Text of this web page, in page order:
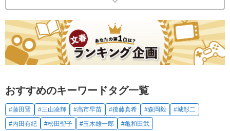
おすすめのキーワードタグ一覧
#藤田晋 #三山凌輝 #高市早苗 #後藤真希 #森岡毅
#城彰二
#内田有紀
#松田聖子 #玉木雄一郎 #亀和田武